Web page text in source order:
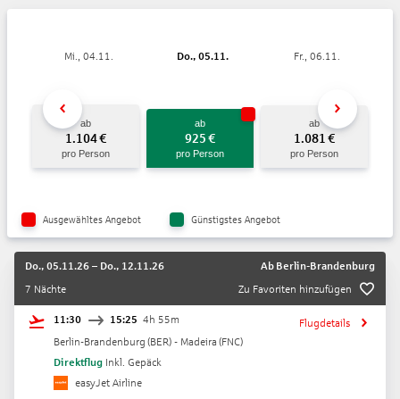
Mi., 04.11.
ab
1.104€
pro Person
Do., 05.11.
ab
925 €
pro Person
Fr., 06.11.
ab
1.081 €
pro Person
Ausgewähltes Angebot Günstigstes Angebot
Do., 05.11.26 – Do., 12.11.26 Ab Berlin-Brandenburg
7 Nächte
Zu Favoriten hinzufügen
11:30 15:25 4h 55m
Berlin-Brandenburg (BER) - Madeira (FNC)
Direktflug Inkl. Gepäck
easyJet Airline
Flugdetails